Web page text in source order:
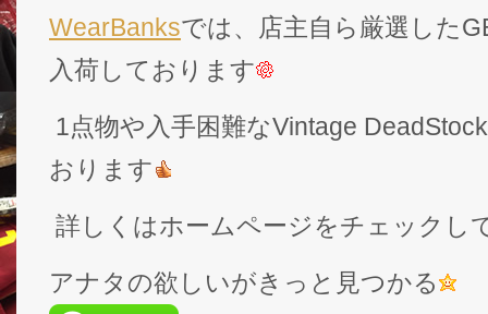
WearBanksでは、店主自ら厳選した
入荷しております
1点物や入手困難なVintage
おります
詳しくはホームページをチェックし
アナタの欲しいがきっと見つかる